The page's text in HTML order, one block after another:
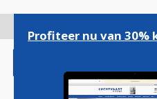
gaan
Profiteer nu van 30%